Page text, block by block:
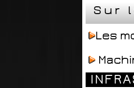
Sur
Les